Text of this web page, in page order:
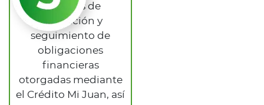
procesos de
asignación y
seguimiento de
obligaciones
financieras
otorgadas mediante
el Crédito Mi Juan, así